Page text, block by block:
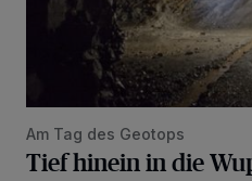
Am Tag des Geotops
Tief hinein in die